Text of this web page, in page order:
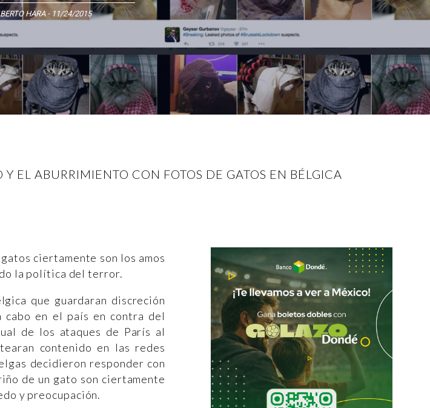
HARA- 11/24/2015
EL ABURRIMIENTO CON FOTOS DE GATOS EN BÉLGICA
ciertamente son los amos
la política del terror.
que guardaran discreción
cabo en el país en contra del
de los ataques de París al
contenido en las redes
decidieron responder con
de un gato son ciertamente
y preocupación.